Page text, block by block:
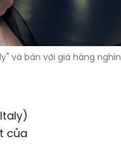
và bán với giá hàng nghìn
của